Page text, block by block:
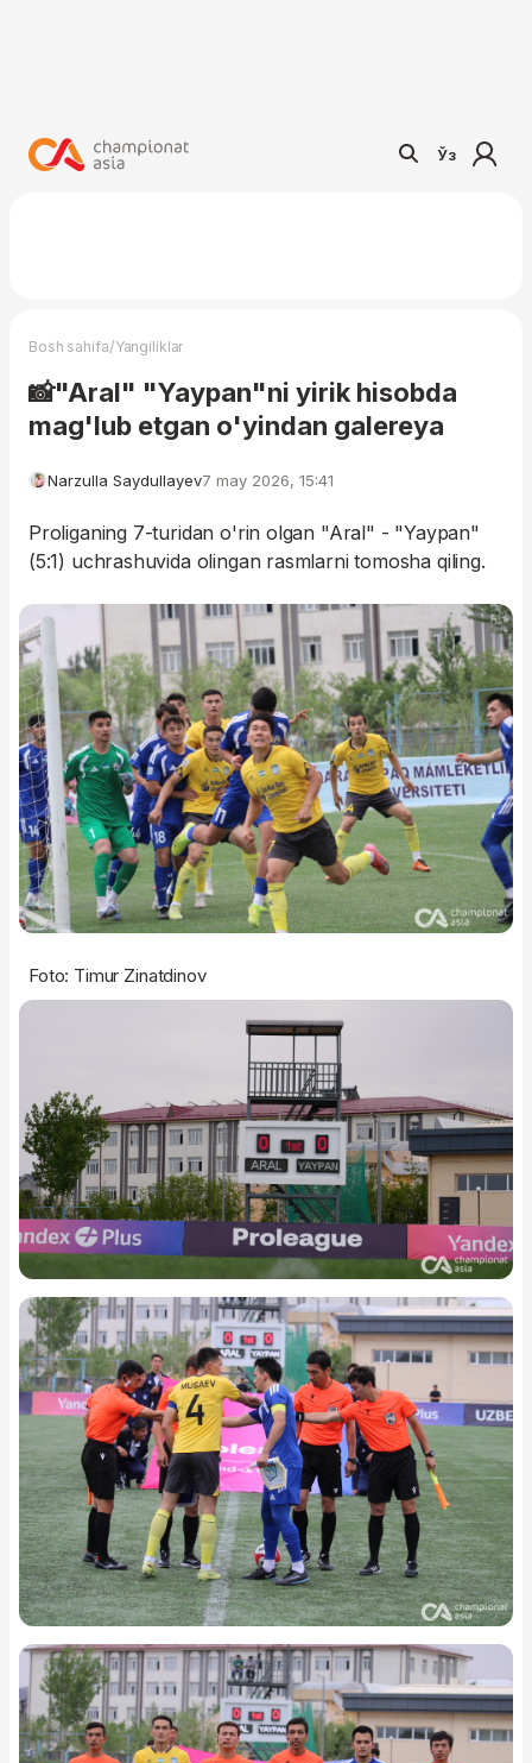
Ўз
Bosh sahifa/Yangiliklar
📸"Aral" "Yaypan"ni yirik hisobda
mag'lub etgan o'yindan galereya
Narzulla Saydullayev7 may 2026, 15:41
Proliganing 7-turidan o'rin olgan "Aral" - "Yaypan"
(5:1) uchrashuvida olingan rasmlarni tomosha qiling.
Foto: Timur Zinatdinov